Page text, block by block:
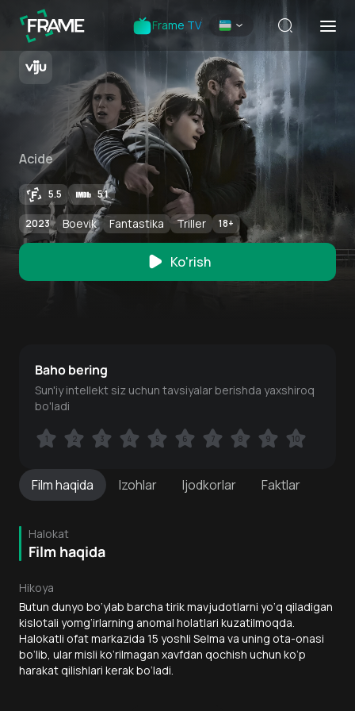
Frame TV
Acide
5.5 5.1
2023 Boevik Fantastika Triller 18+
Ko'rish
Filmhaqida Izohlar Ijodkorlar Faktlar
Halokat
Film haqida
Hikoya
Butun dunyo bo‘ylab barcha tirik mavjudotlarni yo‘q qiladigan
kislotali yomg‘irlarning anomal holatlari kuzatilmoqda.
Halokatli ofat markazida 15 yoshli Selma va uning ota-onasi
bo‘lib, ular misli ko‘rilmagan xavfdan qochish uchun ko‘p
harakat qilishlari kerak bo‘ladi.
Baho bering
Sun'iy intellekt siz uchun tavsiyalar berishda yaxshiroq
bo'ladi
1 2 3 4 5 6 7 8 9 10
1 2 3 4 5 6 7 8 9 10